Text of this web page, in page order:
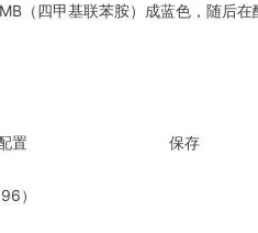
（四甲基联苯胺）成蓝色，随后
置
保存
）